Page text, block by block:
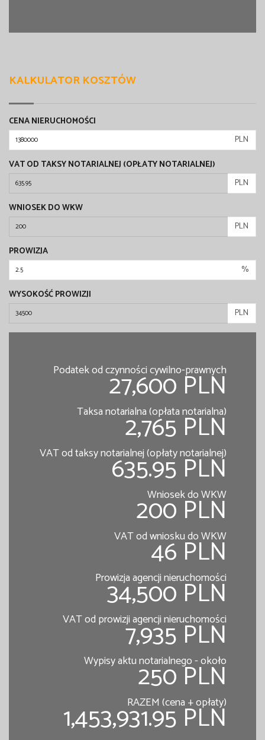
KALKULATOR KOSZTÓW
CENA NIERUCHOMOŚCI
PLN
VAT OD TAKSY NOTARIALNEJ (OPŁATY NOTARIALNEJ)
PLN
WNIOSEK DO WKW
PLN
PROWIZJA
%
WYSOKOŚĆ PROWIZJI
PLN
Podatek od czynności cywilno-prawnych
27,600 PLN
Taksa notarialna (opłata notarialna)
2,765 PLN
VAT od taksy notarialnej (opłaty notarialnej)
635.95 PLN
Wniosek do WKW
200 PLN
VAT od wniosku do WKW
46 PLN
Prowizja agencji nieruchomości
34,500 PLN
VAT od prowizji agencji nieruchomości
7,935 PLN
Wypisy aktu notarialnego - około
250 PLN
RAZEM (cena + opłaty)
1,453,931.95 PLN